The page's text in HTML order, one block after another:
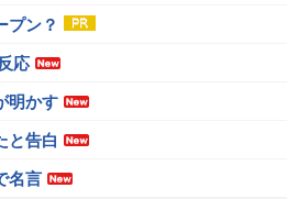
プン？
応
明かす
と告白
名言